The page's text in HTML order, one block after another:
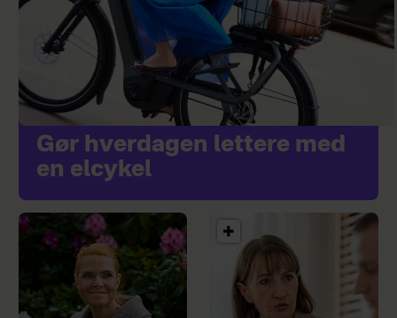
Gør hverdagen lettere med
en elcykel